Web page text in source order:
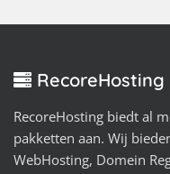
RecoreHosting
RecoreHosting biedt al
pakketten aan. Wij
WebHosting, Domein